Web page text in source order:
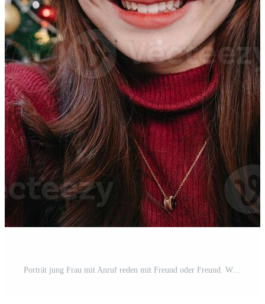
Porträt jung Frau mit Anruf reden mit Freund oder Freund. Weihnachten Baum dekoriert mit Ornament im Leben Zimmer beim heim. Weihnachten und Neu Jahr Urlaub Festival Pro Foto